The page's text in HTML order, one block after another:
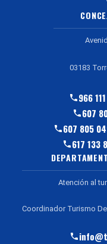
03183
966
607
607 805
617 133
Atención al
Coordinador Turismo